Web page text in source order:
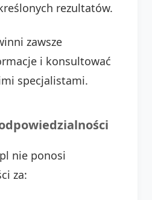
rezultatów.
zawsze
i konsultować
specjalistami.
nie ponosi
za: